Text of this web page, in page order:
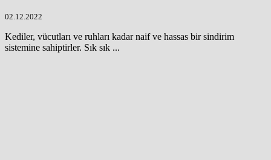
02.12.2022
Kediler, vücutları ve ruhları kadar naif ve hassas bir sindirim
sistemine sahiptirler. Sık sık ...